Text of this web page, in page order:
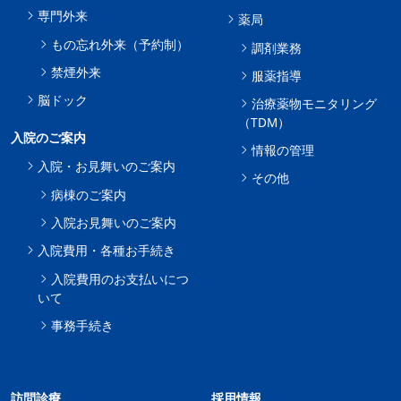
専門外来
もの忘れ外来（予約制）
禁煙外来
脳ドック
入院のご案内
入院・お見舞いのご案内
病棟のご案内
入院お見舞いのご案内
入院費用・各種お手続き
入院費用のお支払いにつ
いて
事務手続き
薬局
調剤業務
服薬指導
治療薬物モニタリング
（TDM）
情報の管理
その他